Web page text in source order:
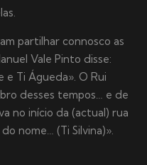
partilhar connosco as
Vale Pinto disse:
e Ti Águeda». O Rui
desses tempos… e de
no início da (actual) rua
nome… (Ti Silvina)».